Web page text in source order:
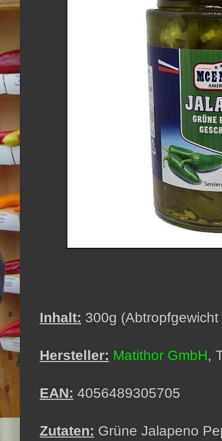
Inhalt: 300g
Hersteller: Matithor GmbH,
EAN: 4056489305705
Zutaten: Grüne Jalapeno